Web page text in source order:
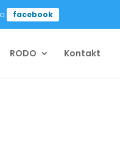
facebook
RODO Kontakt